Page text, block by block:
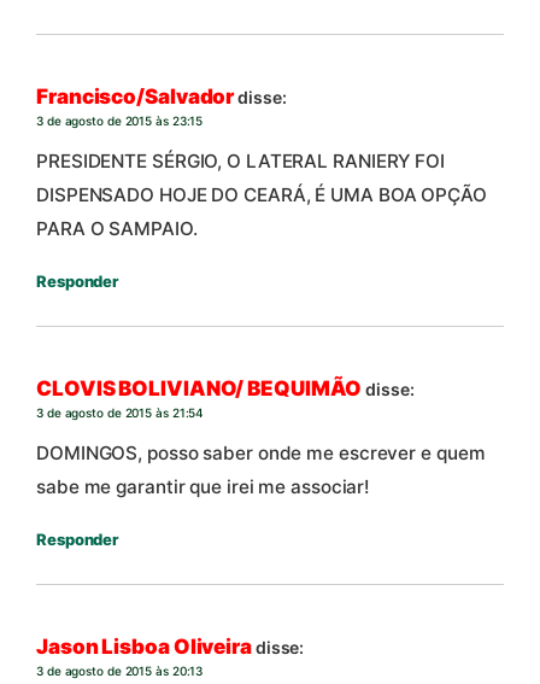
Francisco/Salvadordisse:
3 de agosto de 2015 às 23:15
PRESIDENTE SÉRGIO, O LATERAL RANIERY FOI
DISPENSADO HOJE DO CEARÁ, É UMA BOA OPÇÃO
PARA O SAMPAIO.
Responder
CLOVIS BOLIVIANO/ BEQUIMÃO disse:
3 de agosto de 2015 às 21:54
DOMINGOS, posso saber onde me escrever e quem
sabe me garantir que irei me associar!
Responder
Jason Lisboa Oliveiradisse:
3 de agosto de 2015 às 20:13